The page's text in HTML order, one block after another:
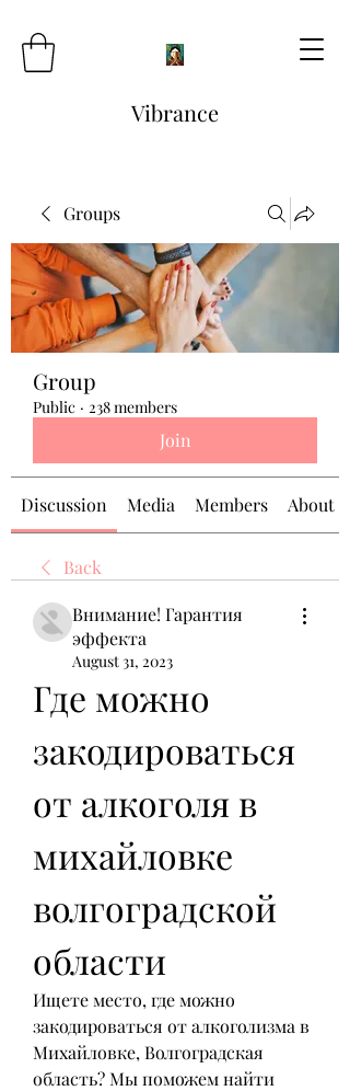
Vibrance
Groups
Group
Public · 238 members
Join
Discussion Media Members About
Back
Внимание! Гарантия
эффекта
August 31, 2023
Где можно
закодироваться
от алкоголя в
михайловке
волгоградской
области
Ищете место, где можно
закодироваться от алкоголизма в
Михайловке, Волгоградская
область? Мы поможем найти